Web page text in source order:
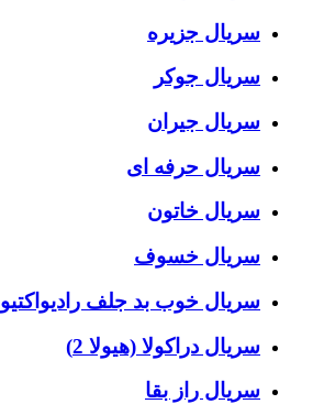
سریال جزیره
سریال جوکر
سریال جیران
سریال حرفه ای
سریال خاتون
سریال خسوف
سریال خوب بد جلف رادیواکتیو
سریال دراکولا (هیولا 2)
سریال راز بقا